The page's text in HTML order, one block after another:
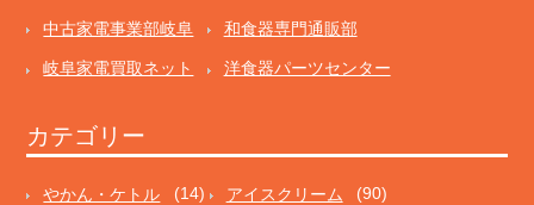
中古家電事業部岐阜 和食器専門通販部
岐阜家電買取ネット 洋食器パーツセンター
カテゴリー
やかん・ケトル (14) アイスクリーム (90)